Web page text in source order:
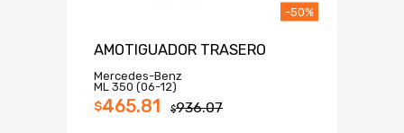
AMOTIGUADOR TRASERO
Mercedes-Benz
ML 350 (06-12)
$936.07
$465.81
-50%